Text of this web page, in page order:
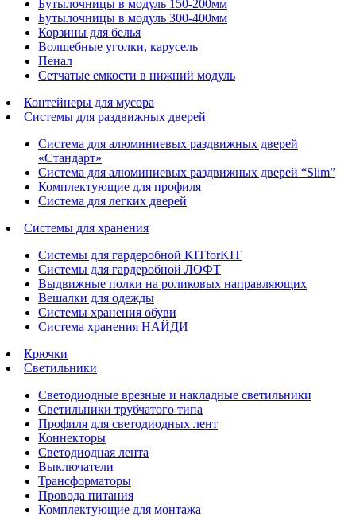
Бутылочницы в модуль 150-200мм
Бутылочницы в модуль 300-400мм
Корзины для белья
Волшебные уголки, карусель
Пенал
Cетчатые емкости в нижний модуль
Контейнеры для мусора
Системы для раздвижных дверей
Система для алюминиевых раздвижных дверей
«Стандарт»
Система для алюминиевых раздвижных дверей “Slim”
Комплектующие для профиля
Система для легких дверей
Системы для хранения
Системы для гардеробной KITforKIT
Системы для гардеробной ЛОФТ
Выдвижные полки на роликовых направляющих
Вешалки для одежды
Системы хранения обуви
Система хранения НАЙДИ
Крючки
Светильники
Светодиодные врезные и накладные светильники
Светильники трубчатого типа
Профиля для светодиодных лент
Коннекторы
Светодиодная лента
Выключатели
Трансформаторы
Провода питания
Комплектующие для монтажа